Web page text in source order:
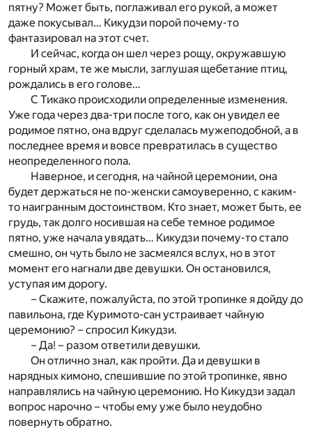
пятну? Может быть, поглаживал его рукой, а может
даже покусывал… Кикудзи порой почему-то
фантазировал на этот счет.
И сейчас, когда он шел через рощу, окружавшую
горный храм, те же мысли, заглушая щебетание птиц,
рождались в его голове…
С Тикако происходили определенные изменения.
Уже года через два-три после того, как он увидел ее
родимое пятно, она вдруг сделалась мужеподобной, а в
последнее время и вовсе превратилась в существо
неопределенного пола.
Наверное, и сегодня, на чайной церемонии, она
будет держаться не по-женски самоуверенно, с каким-
то наигранным достоинством. Кто знает, может быть, ее
грудь, так долго носившая на себе темное родимое
пятно, уже начала увядать… Кикудзи почему-то стало
смешно, он чуть было не засмеялся вслух, но в этот
момент его нагнали две девушки. Он остановился,
уступая им дорогу.
– Скажите, пожалуйста, по этой тропинке я дойду до
павильона, где Куримото-сан устраивает чайную
церемонию? – спросил Кикудзи.
– Да! – разом ответили девушки.
Он отлично знал, как пройти. Да и девушки в
нарядных кимоно, спешившие по этой тропинке, явно
направлялись на чайную церемонию. Но Кикудзи задал
вопрос нарочно – чтобы ему уже было неудобно
повернуть обратно.